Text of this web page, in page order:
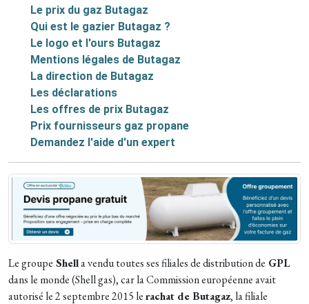
Le prix du gaz Butagaz
Qui est le gazier Butagaz ?
Le logo et l'ours Butagaz
Mentions légales de Butagaz
La direction de Butagaz
Les déclarations
Les offres de prix Butagaz
Prix fournisseurs gaz propane
Demandez l'aide d'un expert
Le groupe Shella vendu toutes ses filiales de distribution de GPL
dans le monde (Shell gas), car la Commission européenne avait
autorisé le 2 septembre 2015 lerachat de Butagaz, la filiale